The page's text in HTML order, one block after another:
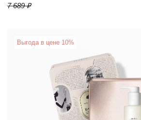
7 689 ₽
Выгода в цене 10%